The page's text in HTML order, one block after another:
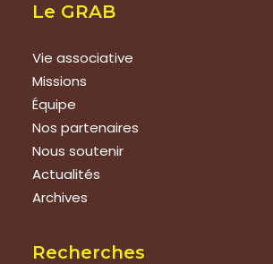
Le GRAB
Vie associative
Missions
Équipe
Nos partenaires
Nous soutenir
Actualités
Archives
Recherches